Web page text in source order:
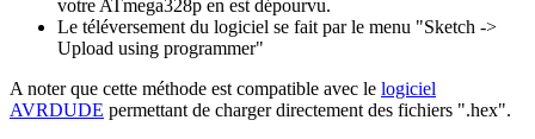
votre ATmega328p en est dépourvu.
Le téléversement du logiciel se fait par le menu "Sketch ->
Upload using programmer"
A noter que cette méthode est compatible avec le logiciel
AVRDUDE permettant de charger directement des fichiers ".hex".